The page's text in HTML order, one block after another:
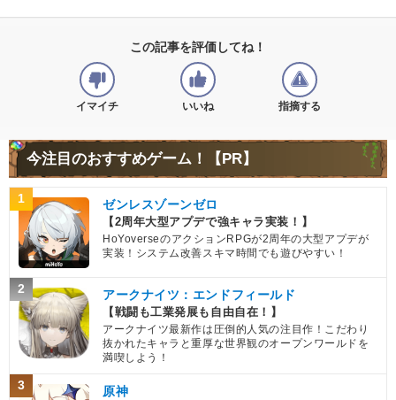
この記事を評価してね！
イマイチ いいね 指摘する
今注目のおすすめゲーム！【PR】
1 ゼンレスゾーンゼロ
【2周年大型アプデで強キャラ実装！】
HoYoverseのアクションRPGが2周年の大型アプデが
実装！システム改善スキマ時間でも遊びやすい！
2 アークナイツ：エンドフィールド
【戦闘も工業発展も自由自在！】
アークナイツ最新作は圧倒的人気の注目作！こだわり
抜かれたキャラと重厚な世界観のオープンワールドを
満喫しよう！
3 原神